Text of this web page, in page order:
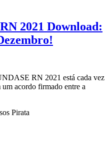
2021 Download:
RN 2021 está cada vez
acordo firmado entre a
Pirata